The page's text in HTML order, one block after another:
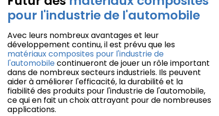
pour l'industrie de l'automobile
Avec leurs nombreux avantages et leur
développement continu, il est prévu que les
matériaux composites pour l'industrie de
l'automobilecontinueront de jouer un rôle important
dans de nombreux secteurs industriels. Ils peuvent
aider à améliorer l'efficacité, la durabilité et la
fiabilité des produits pour l'industrie de l'automobile,
ce qui en fait un choix attrayant pour de nombreuses
applications.